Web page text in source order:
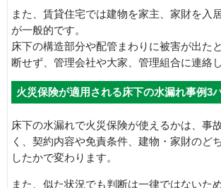
また、賃貸住宅では建物を家主、家財を入
が一般的です。
床下の構造部分や配管まわりに被害が出た
断せず、管理会社や大家、管理組合に連絡
火災保険が適用される床下の水漏れ事例3
床下の水漏れで火災保険が使えるかは、事
く、契約内容や免責条件、建物・家財のど
したかで変わります。
また、似た状況でも判断は一律ではないた